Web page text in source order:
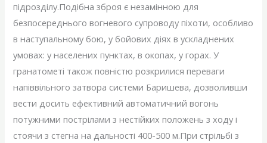
підрозділу.Подібна зброя є незамінною для
безпосереднього вогневого супроводу піхоти, особливо
в наступальному бою, у бойових діях в ускладнених
умовах: у населених пунктах, в окопах, у горах. У
гранатометі також повністю розкрилися переваги
напіввільного затвора системи Баришева, дозволивши
вести досить ефективний автоматичний вогонь
потужними пострілами з нестійких положень з ходу і
стоячи з стегна на дальності 400-500 м.При стрільбі з